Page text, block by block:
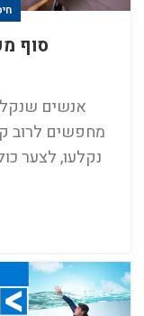
סוף
אנשים
מחפשים לרוב
נקלעו, לצער